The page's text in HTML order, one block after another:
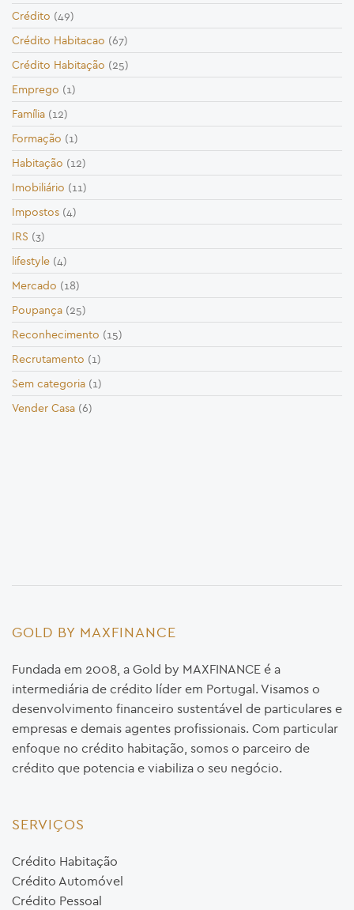
Crédito (49)
Crédito Habitacao (67)
Crédito Habitação (25)
Emprego (1)
Família (12)
Formação (1)
Habitação (12)
Imobiliário (11)
Impostos (4)
IRS (3)
lifestyle (4)
Mercado (18)
Poupança (25)
Reconhecimento (15)
Recrutamento (1)
Sem categoria (1)
Vender Casa (6)
GOLD BY MAXFINANCE
Fundada em 2008, a Gold by MAXFINANCE é a
intermediária de crédito líder em Portugal. Visamos o
desenvolvimento financeiro sustentável de particulares e
empresas e demais agentes profissionais. Com particular
enfoque no crédito habitação, somos o parceiro de
crédito que potencia e viabiliza o seu negócio.
SERVIÇOS
Crédito Habitação
Crédito Automóvel
Crédito Pessoal